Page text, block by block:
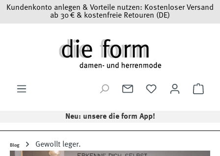
Zum Hauptinhalt springen
Kundenkonto anlegen & Vorteile nutzen: Kostenloser Versand
ab 30 € & kostenfreie Retouren (DE)
Neu: unsere die form App!
Blog Gewollt leger.